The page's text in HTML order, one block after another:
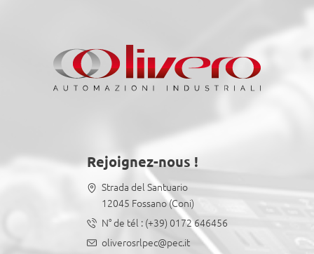
Rejoignez-nous !
Strada del Santuario
12045 Fossano (Coni)
N° de tél :(+39) 0172 646456
oliverosrlpec@pec.it